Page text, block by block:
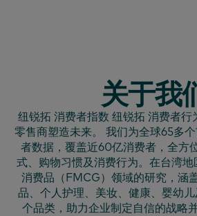
关于我
纽锐拓 消费者指数 纽锐拓 消费者行
零售商塑造未来。 我们为全球65多
者数据，覆盖近60亿消费者，全方
式、购物习惯及消费行为。在台湾
消费品（FMCG）领域的研究，涵
品、个人护理、美妆、健康、婴幼
个品类，助力企业制定自信的战略